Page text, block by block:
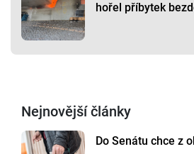
hořel příbytek
Nejnovější články
Do Senátu chce z